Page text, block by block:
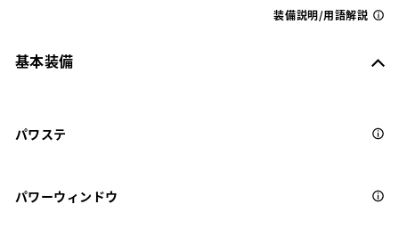
装備説明/用語解説
基本装備
パワステ
パワーウィンドウ